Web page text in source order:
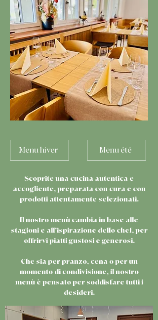
Menu hiver Menu été
Scoprite una cucina autentica e
accogliente, preparata con cura e con
prodotti attentamente selezionati.
Il nostro menù cambia in base alle
stagioni e all'ispirazione dello chef, per
offrirvi piatti gustosi e generosi.
Che sia per pranzo, cena o per un
momento di condivisione, il nostro
menù è pensato per soddisfare tutti i
desideri.